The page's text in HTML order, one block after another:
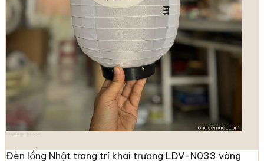
Đèn lồng Nhật trang trí khai trương LDV-N033 vàng